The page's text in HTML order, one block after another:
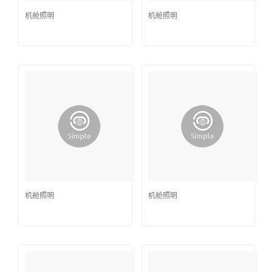
机舱照明 机舱照明
机舱照明 机舱照明